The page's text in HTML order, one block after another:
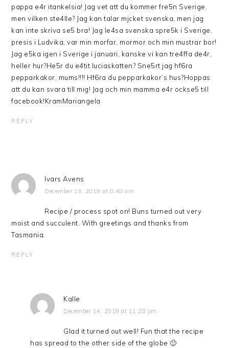
pappa e4r itankelsia! Jag vet att du kommer fre5n Sverige,
men vilken ste4lle? Jag kan talar mjcket svenska, men jag
kan inte skriva se5 bra! Jag le4sa svenska spre5k i Sverige,
presis i Ludvika, var min morfar, mormor och min mustrar bor!
Jag e5ka igen i Sverige i januari, kanske vi kan tre4ffa de4r,
heller hur?He5r du e4tit luciaskatten? Sne5rt jag hf6ra
pepparkakor, mums!!!! Hf6ra du pepparkakor’s hus?Hoppas
att du kan svara till mig! Jag och min mamma e4r ockse5 till
facebook!KramMariangela
REPLY
Ivars Avens
December 13, 2019 at 8:48 am
Recipe / process spot on! Buns turned out very
moist and succulent. With greetings and thanks from
Tasmania.
REPLY
Kalle
December 14, 2019 at 11:28 pm
Glad it turned out well! Fun that the recipe
has spread to the other side of the globe 🙂